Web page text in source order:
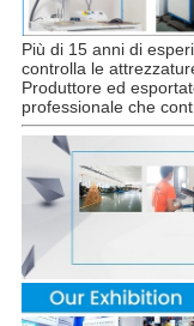
Più di 15 anni di
controlla le
Produttore ed
professionale che